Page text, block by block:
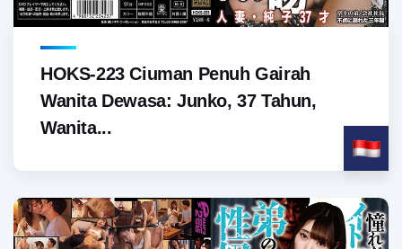
HOKS-223 Ciuman Penuh Gairah
Wanita Dewasa: Junko, 37 Tahun,
Wanita...